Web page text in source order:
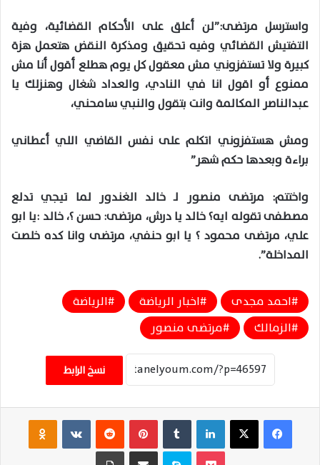
واسترسل مرتضى:”لن أعلق على الأحكام القضائية، وفية
التفتيش القضائي وفيه تحقيق ومذكرة النقض هتعمل هزة
كبيرة ولا تستفزوني مش معقول كل يوم هطلع أقول أنا مش
ممنوع أو اقول انا في النادي، والعداد شغال وهنزلك يا
عبدالناصر المكالمة وانت بتقول والنبي سامحني،
ومش هستفزوني اتكلم على نفس القاضي اللي أعطاني
براءة وبعدها حكم شهر”
واختتم: مرتضى منصور لـ خالد الغندور لما تيجي تدلع
مصطفى تقوله ايه؟ خالد يا درش، مرتضى: حسن ؟، خالد :يا ابو
علي، مرتضى محمود ؟ يا ابو حنفي، مرتضى وانا كده خلصت
المداخلة”.
احمد مجدى اخبار الرياضة
الرياضة
الزمالك
مرتضى منصور
نسخ الرابط
فيسبوك ‫X لينكدإن بينتيريست ‏VKontakte
سكايب مشاركة عبر البريد طباعة